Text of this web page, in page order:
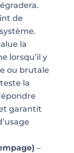
de
la
lorsqu’il y
ou brutale
la
garantit
–